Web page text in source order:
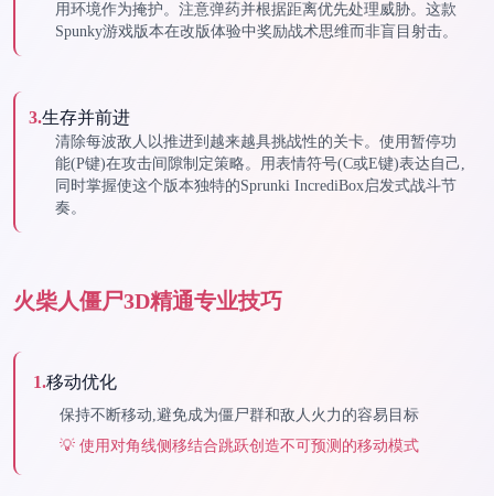
用环境作为掩护。注意弹药并根据距离优先处理威胁。这款
Spunky游戏版本在改版体验中奖励战术思维而非盲目射击。
3.生存并前进
清除每波敌人以推进到越来越具挑战性的关卡。使用暂停功
能(P键)在攻击间隙制定策略。用表情符号(C或E键)表达自己,
同时掌握使这个版本独特的Sprunki IncrediBox启发式战斗节
奏。
火柴人僵尸3D精通专业技巧
1.移动优化
保持不断移动,避免成为僵尸群和敌人火力的容易目标
💡 使用对角线侧移结合跳跃创造不可预测的移动模式